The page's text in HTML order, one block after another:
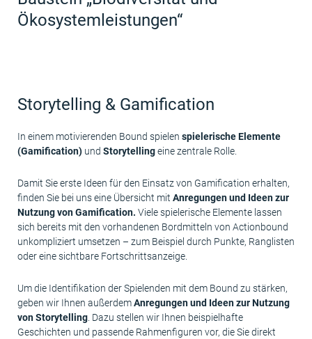
Ökosystemleistungen“
Storytelling & Gamification
In einem motivierenden Bound spielen spielerische Elemente
(Gamification) und Storytellingeine zentrale Rolle.
Damit Sie erste Ideen für den Einsatz von Gamification erhalten,
finden Sie bei uns eine Übersicht mit Anregungen und Ideen zur
Nutzung von Gamification. Viele spielerische Elemente lassen
sich bereits mit den vorhandenen Bordmitteln von Actionbound
unkompliziert umsetzen – zum Beispiel durch Punkte, Ranglisten
oder eine sichtbare Fortschrittsanzeige.
Um die Identifikation der Spielenden mit dem Bound zu stärken,
geben wir Ihnen außerdemAnregungen und Ideen zur Nutzung
von Storytelling. Dazu stellen wir Ihnen beispielhafte
Geschichten und passende Rahmenfiguren vor, die Sie direkt